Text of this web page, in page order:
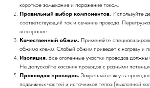
короткое замыкание и поражение током.
Правильный выбор компонентов. Используйте
соответствующий ток и сечение провода.
возгорание.
Качественный обжим. Применяйте
обжима клемм. Слабый обжим приведет к нагреву и
Изоляция. Все оголенные участки проводов
Не допускайте касания проводов с разными
Прокладка проводов. Закрепляйте жгуты
подвижных частей и источников тепла (выхлопной